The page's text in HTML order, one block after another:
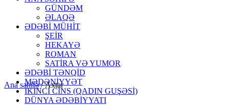
GÜNDƏM
ƏLAQƏ
ƏDƏBİ MÜHİT
ŞEİR
HEKAYƏ
ROMAN
SATİRA VƏ YUMOR
ƏDƏBİ TƏNQİD
MƏDƏNİYYƏT
İKİNCİ CİNS (QADIN GUŞƏSİ)
DÜNYA ƏDƏBİYYATI
Ana səhifə/Axtar